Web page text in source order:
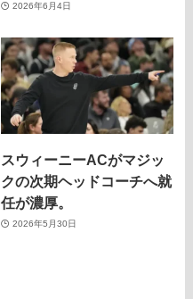
2026年6月4日
スウィーニーACがマジッ
クの次期ヘッドコーチへ就
任が濃厚。
2026年5月30日